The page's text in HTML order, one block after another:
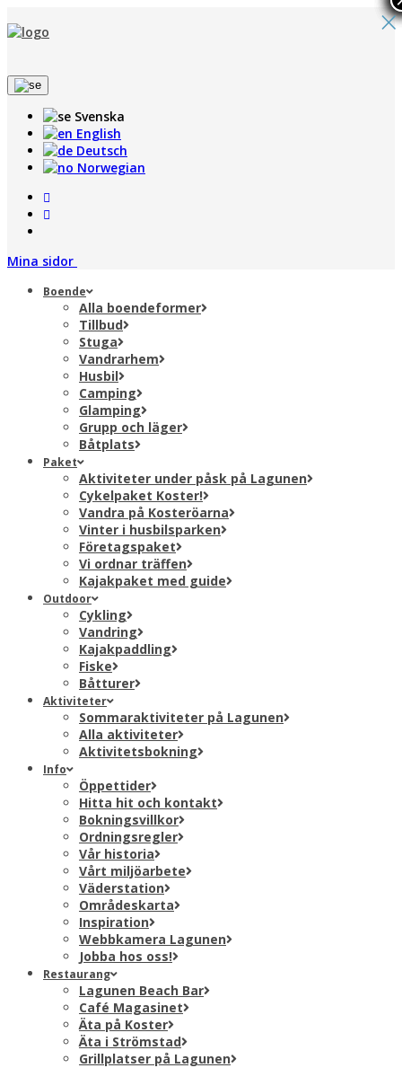
Svenska
English
Deutsch
Norwegian
Mina sidor
Boende
Alla boendeformer
Tillbud
Stuga
Vandrarhem
Husbil
Camping
Glamping
Grupp och läger
Båtplats
Paket
Aktiviteter under påsk på Lagunen
Cykelpaket Koster!
Vandra på Kosteröarna
Vinter i husbilsparken
Företagspaket
Vi ordnar träffen
Kajakpaket med guide
Outdoor
Cykling
Vandring
Kajakpaddling
Fiske
Båtturer
Aktiviteter
Sommaraktiviteter på Lagunen
Alla aktiviteter
Aktivitetsbokning
Info
Öppettider
Hitta hit och kontakt
Bokningsvillkor
Ordningsregler
Vår historia
Vårt miljöarbete
Väderstation
Områdeskarta
Inspiration
Webbkamera Lagunen
Jobba hos oss!
Restaurang
Lagunen Beach Bar
Café Magasinet
Äta på Koster
Äta i Strömstad
Grillplatser på Lagunen
×